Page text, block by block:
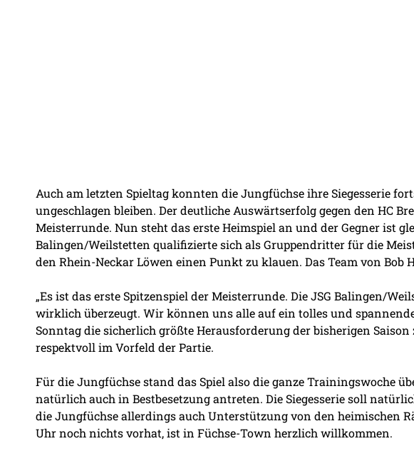
Auch am letzten Spieltag konnten die Jungfüchse ihre Siegesserie
ungeschlagen bleiben. Der deutliche Auswärtserfolg gegen den HC
Meisterrunde. Nun steht das erste Heimspiel an und der Gegner ist
Balingen/Weilstetten qualifizierte sich als Gruppendritter für die
den Rhein-Neckar Löwen einen Punkt zu klauen. Das Team von
„Es ist das erste Spitzenspiel der Meisterrunde. Die JSG Balingen/
wirklich überzeugt. Wir können uns alle auf ein tolles und
Sonntag die sicherlich größte Herausforderung der bisherigen
respektvoll im Vorfeld der Partie.
Für die Jungfüchse stand das Spiel also die ganze Trainingswoche
natürlich auch in Bestbesetzung antreten. Die Siegesserie soll
die Jungfüchse allerdings auch Unterstützung von den heimischen
Uhr noch nichts vorhat, ist in Füchse-Town herzlich willkommen.